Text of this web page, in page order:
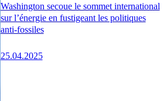
Washington secoue le sommet international
sur l’énergie en fustigeant les politiques
anti-fossiles
25.04.2025